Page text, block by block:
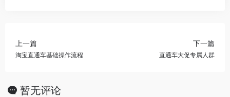
上一篇
淘宝直通车基础操作流程
下一篇
直通车大促专属人群
暂无评论